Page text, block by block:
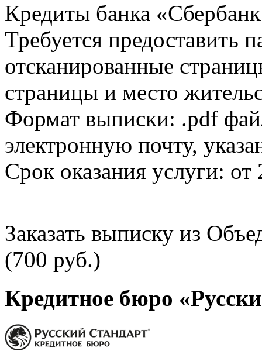
Кредиты банка
Требуется предоставить
отсканированные
страницы и место
Формат выписки: .pdf
электронную почту,
Срок оказания услуги: от
Заказать выписку из
(700 руб.)
Кредитное бюро